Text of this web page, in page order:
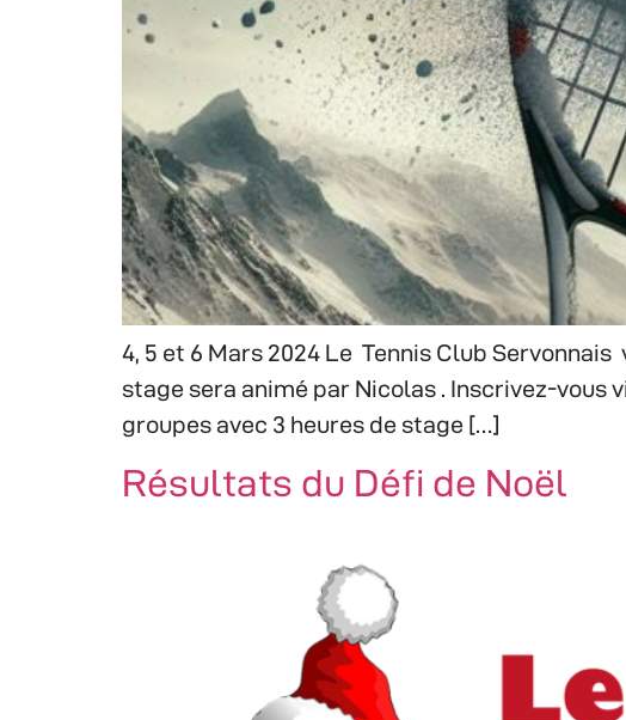
4, 5 et 6 Mars 2024 Le Tennis Club
stage sera animé par Nicolas . Inscrivez-vous
groupes avec 3 heures de stage […]
Résultats du Défi de Noël